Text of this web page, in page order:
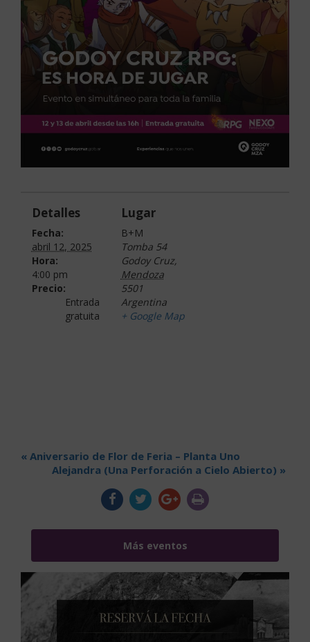
Detalles
Fecha:
abril 12, 2025
Hora:
4:00 pm
Precio:
Entrada
gratuita
Lugar
B+M
Tomba 54
Godoy Cruz,
Mendoza
5501
Argentina
+ Google Map
« Aniversario de Flor de Feria – Planta Uno
Alejandra (Una Perforación a Cielo Abierto) »
Más eventos